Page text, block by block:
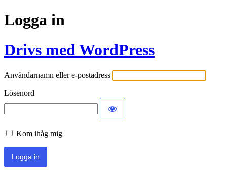
Logga in
Drivs med WordPress
Användarnamn eller e-postadress
Lösenord
Kom ihåg mig